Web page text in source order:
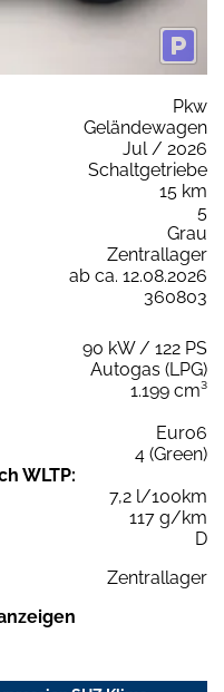
Pkw
Geländewagen
Jul / 2026
Schaltgetriebe
15 km
5
Grau
Zentrallager
ab ca. 12.08.2026
360803
90 kW / 122 PS
Autogas (LPG)
1.199 cm³
Euro6
4 (Green)
WLTP:
7,2 l/100km
117 g/km
D
Zentrallager